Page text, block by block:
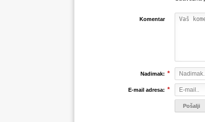
Komentar
Nadimak: *
E-mail adresa: *